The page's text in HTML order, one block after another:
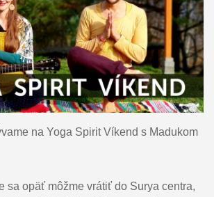
na Yoga Spirit Víkend s Madukom
sa opäť môžme vrátiť do Surya centra,